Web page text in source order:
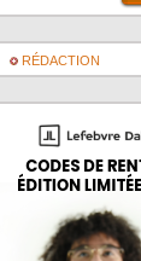
RÉDACTION